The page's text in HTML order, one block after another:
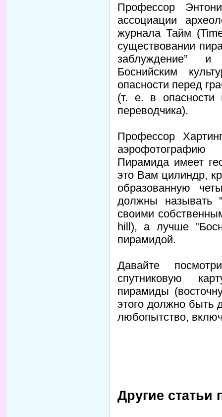
Профессор
ассоциации
журнала Тайм
существовании
заблуждение”
Боснийским
опасности перед
(т. е. в опасности
переводчика).
Профессор
Пирамида имеет
это Вам цилиндр,
образованную
должны называть
своими
hill), а лучше
пирамидой.
Давайте
спутниковую
пирамиды
этого должно быть
любопытство,
Другие статьи